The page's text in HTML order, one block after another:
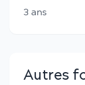
3 ans
Autres